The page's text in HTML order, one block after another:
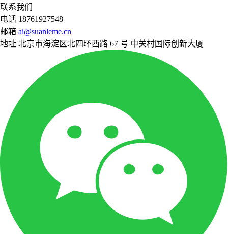
联系我们
电话 18761927548
邮箱 ai@suanleme.cn
地址 北京市海淀区北四环西路 67 号 中关村国际创新大厦